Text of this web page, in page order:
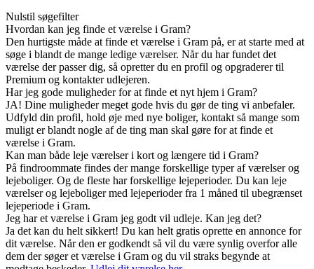
Nulstil søgefilter
Hvordan kan jeg finde et værelse i Gram?
Den hurtigste måde at finde et værelse i Gram på, er at starte med at
søge i blandt de mange ledige værelser. Når du har fundet det
værelse der passer dig, så opretter du en profil og opgraderer til
Premium og kontakter udlejeren.
Har jeg gode muligheder for at finde et nyt hjem i Gram?
JA! Dine muligheder meget gode hvis du gør de ting vi anbefaler.
Udfyld din profil, hold øje med nye boliger, kontakt så mange som
muligt er blandt nogle af de ting man skal gøre for at finde et
værelse i Gram.
Kan man både leje værelser i kort og længere tid i Gram?
På findroommate findes der mange forskellige typer af værelser og
lejeboliger. Og de fleste har forskellige lejeperioder. Du kan leje
værelser og lejeboliger med lejeperioder fra 1 måned til ubegrænset
lejeperiode i Gram.
Jeg har et værelse i Gram jeg godt vil udleje. Kan jeg det?
Ja det kan du helt sikkert! Du kan helt gratis oprette en annonce for
dit værelse. Når den er godkendt så vil du være synlig overfor alle
dem der søger et værelse i Gram og du vil straks begynde at